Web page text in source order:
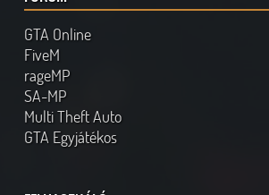
GTA Online
FiveM
rageMP
SA-MP
Multi Theft Auto
GTA Egyjátékos